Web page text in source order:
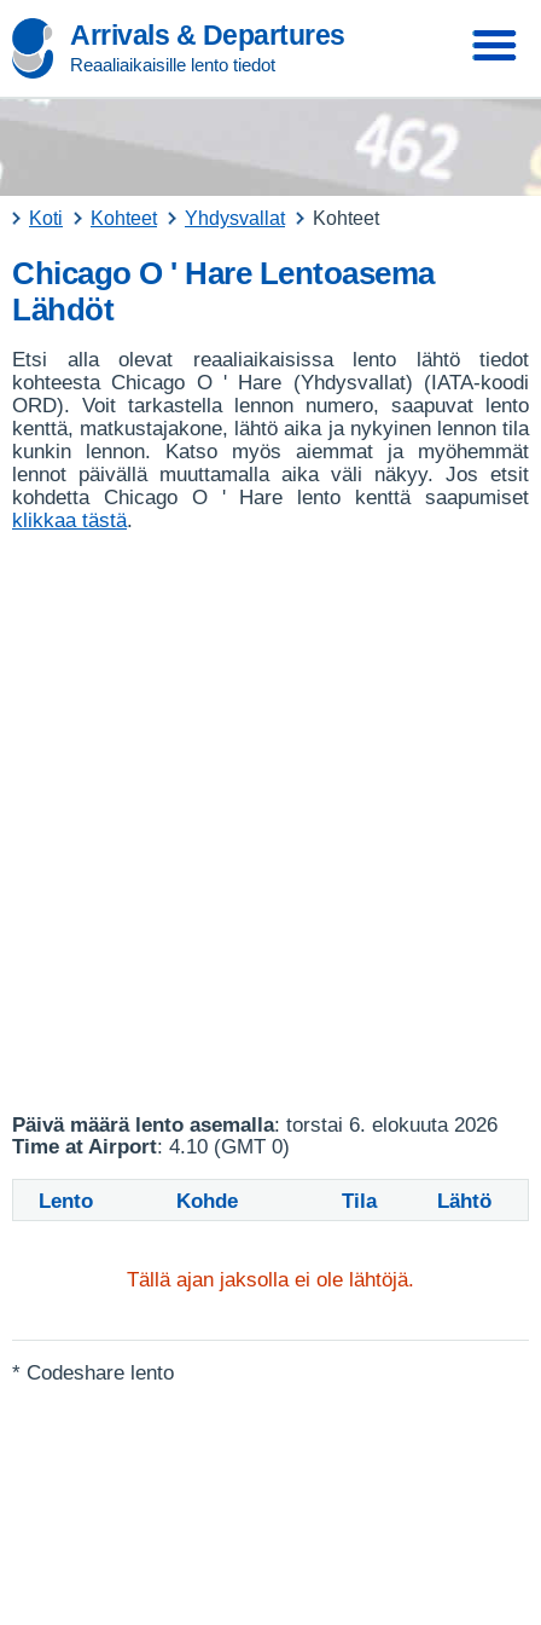
Arrivals & Departures
Reaaliaikaisille lento tiedot
Koti Kohteet Yhdysvallat Kohteet
Chicago O ' Hare Lentoasema
Lähdöt
Etsi alla olevat reaaliaikaisissa lento lähtö tiedot
kohteesta Chicago O ' Hare (Yhdysvallat) (IATA-koodi
ORD). Voit tarkastella lennon numero, saapuvat lento
kenttä, matkustajakone, lähtö aika ja nykyinen lennon tila
kunkin lennon. Katso myös aiemmat ja myöhemmät
lennot päivällä muuttamalla aika väli näkyy. Jos etsit
kohdetta Chicago O ' Hare lento kenttä saapumiset
klikkaa tästä.
Päivä määrä lento asemalla: torstai 6. elokuuta 2026
Time at Airport: 4.10 (GMT 0)
Lento Kohde Tila Lähtö
Tällä ajan jaksolla ei ole lähtöjä.
* Codeshare lento